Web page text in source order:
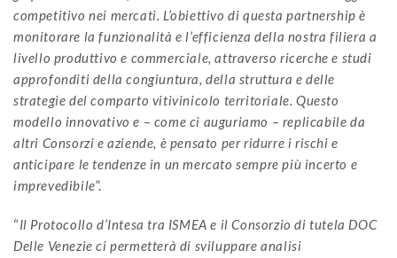
competitivo nei mercati. L’obiettivo di questa partnership è
monitorare la funzionalità e l’efficienza della nostra filiera a
livello produttivo e commerciale, attraverso ricerche e studi
approfonditi della congiuntura, della struttura e delle
strategie del comparto vitivinicolo territoriale. Questo
modello innovativo e – come ci auguriamo – replicabile da
altri Consorzi e aziende, è pensato per ridurre i rischi e
anticipare le tendenze in un mercato sempre più incerto e
imprevedibile”.
“Il Protocollo d’Intesa tra ISMEA e il Consorzio di tutela DOC
Delle Venezie ci permetterà di sviluppare analisi